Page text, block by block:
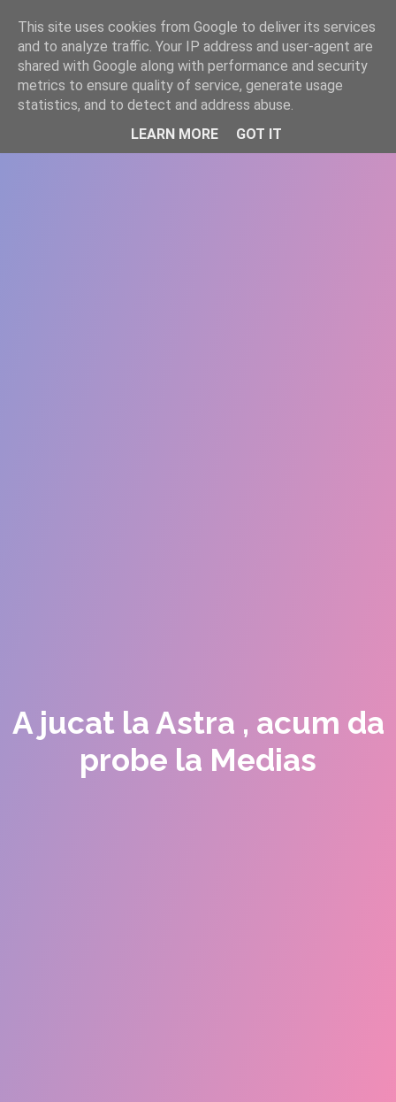
WWW.GAZISTI.RO
A jucat la Astra , acum da
probe la Medias
This site uses cookies from Google to deliver its services
and to analyze traffic. Your IP address and user-agent are
shared with Google along with performance and security
metrics to ensure quality of service, generate usage
statistics, and to detect and address abuse.
LEARN MORE
GOT IT